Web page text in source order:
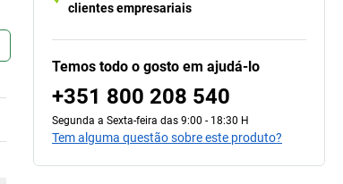
clientes empresariais
Temos todo o gosto em ajudá-lo
+351 800 208 540
Segunda a Sexta-feira das 9:00 - 18:30 H
Tem alguma questão sobre este produto?